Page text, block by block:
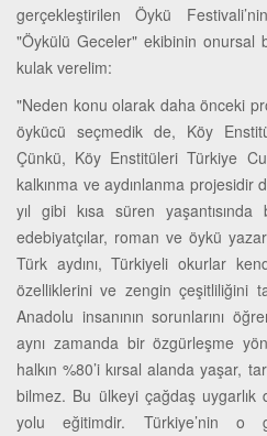
gerçekleştirilen Öykü
"Öykülü Geceler" ekibinin onursal
kulak verelim:
"Neden konu olarak daha önceki
öykücü seçmedik de, Köy
Çünkü, Köy Enstitüleri Türkiye
kalkınma ve aydınlanma
yıl gibi kısa süren
edebiyatçılar, roman ve öykü
Türk aydını, Türkiyeli okurlar
özelliklerini ve zengin çeşitliliğini
Anadolu insanının sorunlarını
aynı zamanda bir özgürleşme
halkın %80’i kırsal alanda yaşar,
bilmez. Bu ülkeyi çağdaş uygarlık
yolu eğitimdir. Türkiye’nin o